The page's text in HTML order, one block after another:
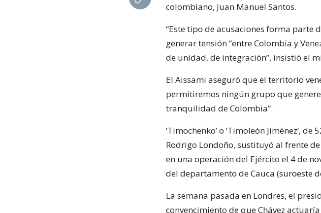
colombiano, Juan Manuel Santos.
“Este tipo de acusaciones forma parte
generar tensión “entre Colombia y
de unidad, de integración”, insistió el
El Aissami aseguró que el territorio
permitiremos ningún grupo que
tranquilidad de Colombia”.
‘Timochenko’ o ‘Timoleón Jiménez’,
Rodrigo Londoño, sustituyó al frente de
en una operación del Ejército el 4 de
del departamento de Cauca (suroeste
La semana pasada en Londres, el
convencimiento de que Chávez